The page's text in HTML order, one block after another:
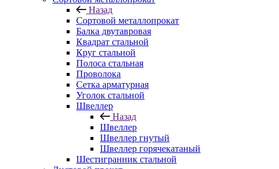
Назад
Сортовой металлопрокат
Балка двутавровая
Квадрат стальной
Круг стальной
Полоса стальная
Проволока
Сетка арматурная
Уголок стальной
Швеллер
Назад
Швеллер
Швеллер гнутый
Швеллер горячекатаный
Шестигранник стальной